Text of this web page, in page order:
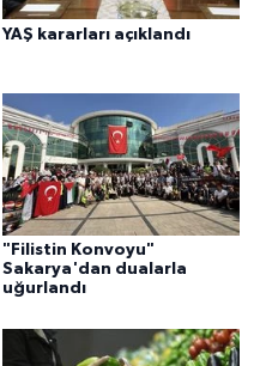
YAŞ kararları açıklandı
"Filistin Konvoyu"
Sakarya'dan dualarla
uğurlandı